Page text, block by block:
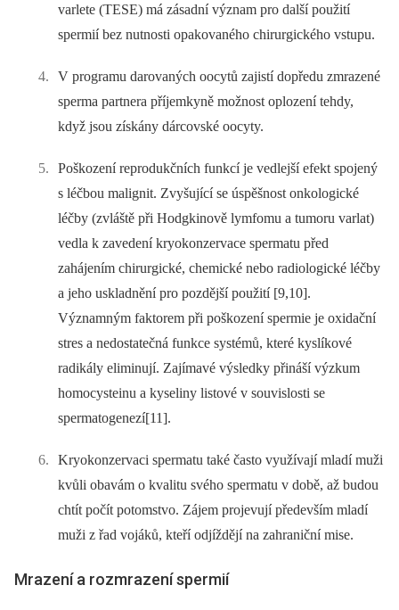
varlete (TESE) má zásadní význam pro další použití
spermií bez nutnosti opakovaného chirurgického vstupu.
V programu darovaných oocytů zajistí dopředu zmrazené
sperma partnera příjemkyně možnost oplození tehdy,
když jsou získány dárcovské oocyty.
Poškození reprodukčních funkcí je vedlejší efekt spojený
s léčbou malignit. Zvyšující se úspěšnost onkologické
léčby (zvláště při Hodgkinově lymfomu a tumoru varlat)
vedla k zavedení kryokonzervace spermatu před
zahájením chirurgické, chemické nebo radiologické léčby
a jeho uskladnění pro pozdější po­užití [9,10].
Významným faktorem při poškození spermie je oxidační
stres a nedostatečná funkce systémů, které kyslíkové
radikály eliminují. Zajímavé výsledky přináší výzkum
homocysteinu a kyseliny listové v souvislosti se
spermatogenezí[11].
Kryokonzervaci spermatu také často využívají mladí muži
kvůli obavám o kvalitu svého spermatu v době, až budou
chtít počít potomstvo. Zájem projevují především mladí
muži z řad vojáků, kteří odjíždějí na zahraniční mise.
Mrazení a rozmrazení spermií